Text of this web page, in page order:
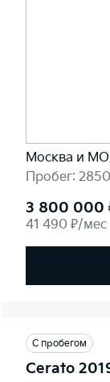
Москва и
Пробег:
3 800 000
41 490 ₽/мес
С пробегом
Cerato